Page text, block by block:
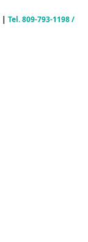
| Tel. 809-793-1198 /